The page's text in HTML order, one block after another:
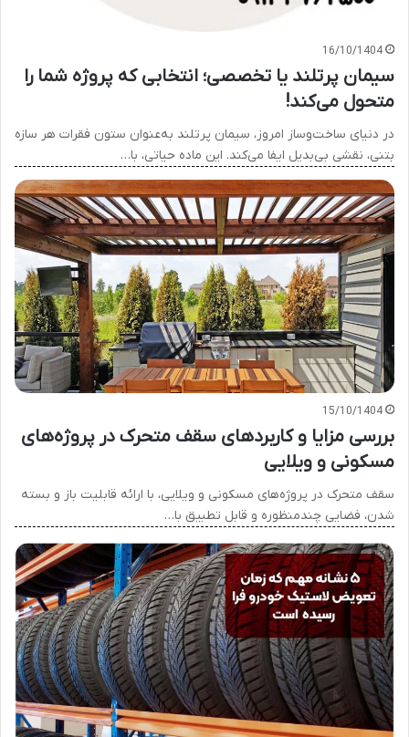
16/10/1404
سیمان پرتلند یا تخصصی؛ انتخابی که پروژه شما را
متحول می‌کند!
در دنیای ساخت‌وساز امروز، سیمان پرتلند به‌عنوان ستون فقرات هر سازه
بتنی، نقشی بی‌بدیل ایفا می‌کند. این ماده حیاتی، با…
15/10/1404
بررسی مزایا و کاربردهای سقف متحرک در پروژه‌های
مسکونی و ویلایی
سقف متحرک در پروژه‌های مسکونی و ویلایی، با ارائه قابلیت باز و بسته
شدن، فضایی چندمنظوره و قابل تطبیق با…